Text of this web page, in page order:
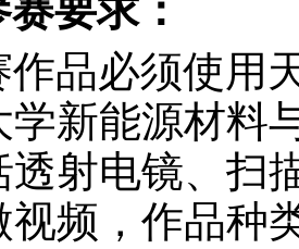
赛要求：
作品必须使用
学新能源材料
透射电镜、扫
视频，作品种